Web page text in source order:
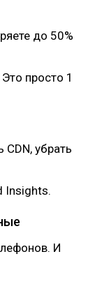
до 50%
просто 1
убрать
Insights.
И